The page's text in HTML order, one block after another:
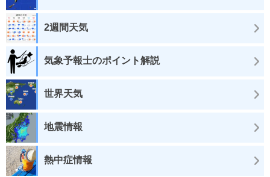
2週間天気
気象予報士のポイント解説
世界天気
地震情報
熱中症情報